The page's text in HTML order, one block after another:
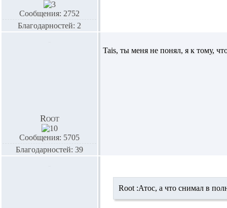
Сообщения: 2752
Благодарностей: 2
Root
Сообщения: 5705
Благодарностей: 39
Tais, ты меня не понял, я к тому,
Root :Атос, а что снимал в